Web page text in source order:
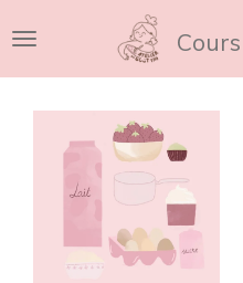
au
contenu